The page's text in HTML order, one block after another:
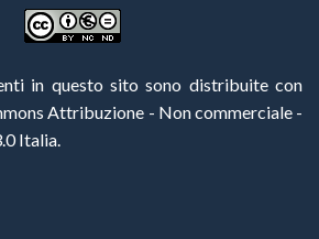
in questo sito sono distribuite con
Attribuzione - Non commerciale -
Italia